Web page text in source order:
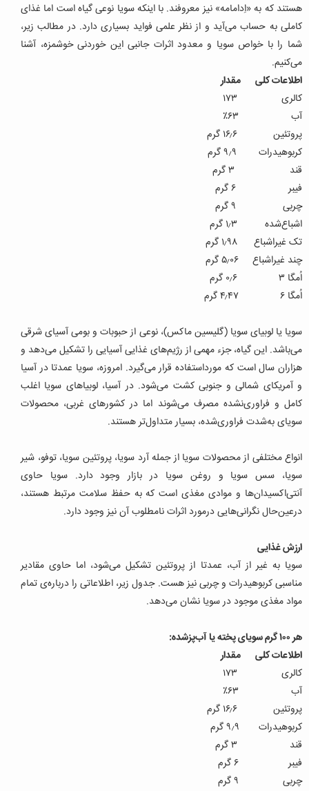
هستند که به «اِدامامه» نیز معروفند. با اینکه سویا نوعی گیاه است اما غذای
کاملی به حساب می‌آید و از نظر علمی فواید بسیاری دارد. در مطالب زیر،
شما را با خواص سویا و معدود اثرات جانبی این خوردنی خوشمزه، آشنا
می‌کنیم.
اطلاعات کلی مقدار
کالری ۱۷۳
آب ۶۳٪
پروتئین ۱۶٫۶ گرم
کربوهیدرات ۹٫۹ گرم
قند ۳ گرم
فیبر ۶ گرم
چربی ۹ گرم
اشباع‌شده ۱٫۳ گرم
تک غیراشباع ۱٫۹۸ گرم
چند غیراشباع ۵٫۰۶ گرم
اُمگا ۳ ۰٫۶ گرم
اُمگا ۶ ۴٫۴۷ گرم
سویا یا لوبیای سویا (گلیسین ماکس)، نوعی از حبوبات و بومی آسیای شرقی
می‌باشد. این گیاه، جزء مهمی از رژیم‌های غذایی آسیایی را تشکیل می‌دهد و
هزاران سال است که مورداستفاده قرار می‌گیرد. امروزه، سویا عمدتا در آسیا
و آمریکای شمالی و جنوبی کشت می‌شود. در آسیا، لوبیاهای سویا اغلب
کامل و فراوری‌نشده مصرف می‌شوند اما در کشورهای غربی، محصولات
سویای به‌شدت فراوری‌شده، بسیار متداول‌تر هستند.
انواع مختلفی از محصولات سویا از جمله آرد سویا، پروتئین سویا، توفو، شیر
سویا، سس سویا و روغن سویا در بازار وجود دارد. سویا حاوی
آنتی‌اکسیدان‌ها و موادی مغذی است که به حفظ سلامت مرتبط هستند،
درعین‌حال نگرانی‌هایی درمورد اثرات نامطلوب آن نیز وجود دارد.
ارزش غذایی
سویا به غیر از آب، عمدتا از پروتئین تشکیل می‌شود، اما حاوی مقادیر
مناسبی کربوهیدرات و چربی نیز هست. جدول زیر، اطلاعاتی را درباره‌ی تمام
مواد مغذی موجود در سویا نشان می‌دهد.
هر ۱۰۰ گرم سویای پخته یا آب‌پزشده:
اطلاعات کلی مقدار
کالری ۱۷۳
آب ۶۳٪
پروتئین ۱۶٫۶ گرم
کربوهیدرات ۹٫۹ گرم
قند ۳ گرم
فیبر ۶ گرم
چربی ۹ گرم